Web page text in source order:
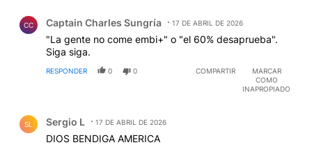
CC Captain Charles Sungría 17 DE ABRIL DE 2026
"La gente no come embi+" o "el 60% desaprueba".
Siga siga.
RESPONDER 0 0 COMPARTIR
MARCAR
COMO
INAPROPIADO
SL Sergio L 17 DE ABRIL DE 2026
DIOS BENDIGA AMERICA